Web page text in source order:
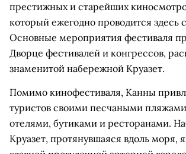
престижных и старейших
который ежегодно проводится здесь с
Основные мероприятия фестиваля
Дворце фестивалей и конгрессов,
знаменитой набережной Круазет.
Помимо кинофестиваля, Канны
туристов своими песчаными
отелями, бутиками и ресторанами.
Круазет, протянувшаяся вдоль моря,